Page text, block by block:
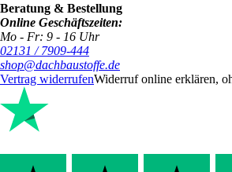
Beratung & Bestellung
Online Geschäftszeiten:
Mo - Fr: 9 - 16 Uhr
02131 / 7909-444
shop@dachbaustoffe.de
Vertrag widerrufenWiderruf online erklären,